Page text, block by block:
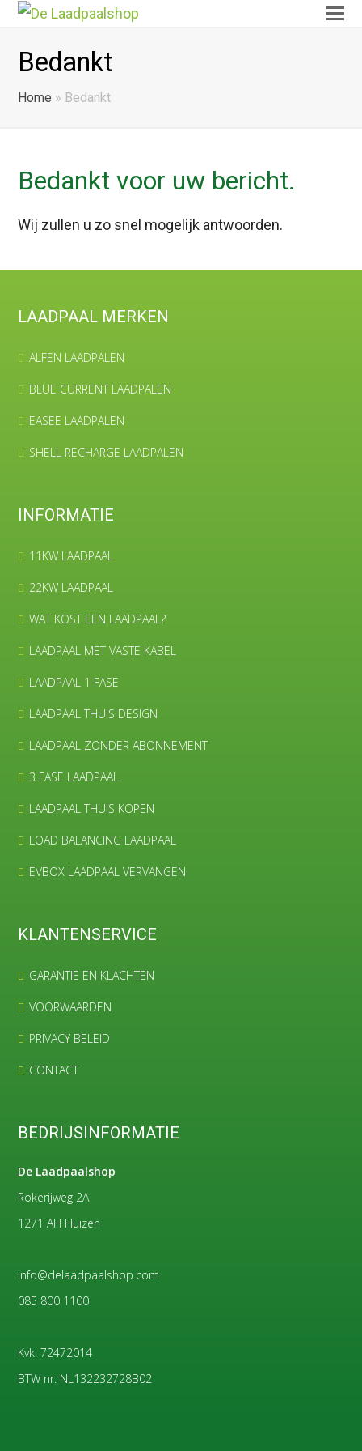
Bedankt
Home » Bedankt
Bedankt voor uw bericht.
Wij zullen u zo snel mogelijk antwoorden.
LAADPAAL MERKEN
ALFEN LAADPALEN
BLUE CURRENT LAADPALEN
EASEE LAADPALEN
SHELL RECHARGE LAADPALEN
INFORMATIE
11KW LAADPAAL
22KW LAADPAAL
WAT KOST EEN LAADPAAL?
LAADPAAL MET VASTE KABEL
LAADPAAL 1 FASE
LAADPAAL THUIS DESIGN
LAADPAAL ZONDER ABONNEMENT
3 FASE LAADPAAL
LAADPAAL THUIS KOPEN
LOAD BALANCING LAADPAAL
EVBOX LAADPAAL VERVANGEN
KLANTENSERVICE
GARANTIE EN KLACHTEN
VOORWAARDEN
PRIVACY BELEID
CONTACT
BEDRIJSINFORMATIE
De Laadpaalshop
Rokerijweg 2A
1271 AH Huizen
info@delaadpaalshop.com
085 800 1100
Kvk: 72472014
BTW nr: NL132232728B02